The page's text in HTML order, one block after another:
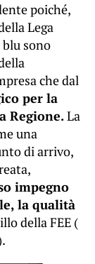
poiché,
Lega
sono
che dal
per la
Regione.La
una
di arrivo,
impegno
la qualità
della FEE (